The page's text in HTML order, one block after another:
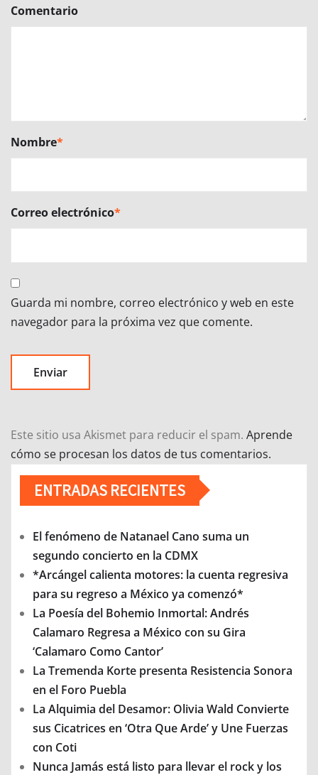
Comentario
Nombre*
Correo electrónico*
Guarda mi nombre, correo electrónico y web en este
navegador para la próxima vez que comente.
Este sitio usa Akismet para reducir el spam. Aprende
cómo se procesan los datos de tus comentarios.
ENTRADAS RECIENTES
El fenómeno de Natanael Cano suma un
segundo concierto en la CDMX
*Arcángel calienta motores: la cuenta regresiva
para su regreso a México ya comenzó*
La Poesía del Bohemio Inmortal: Andrés
Calamaro Regresa a México con su Gira
‘Calamaro Como Cantor’
La Tremenda Korte presenta Resistencia Sonora
en el Foro Puebla
La Alquimia del Desamor: Olivia Wald Convierte
sus Cicatrices en ‘Otra Que Arde’ y Une Fuerzas
con Coti
Nunca Jamás está listo para llevar el rock y los